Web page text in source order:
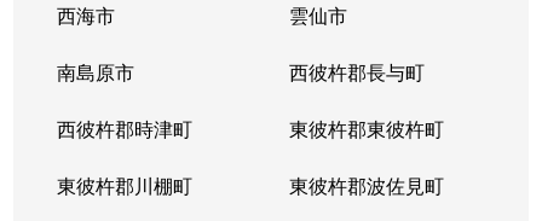
西海市 雲仙市
南島原市 西彼杵郡長与町
西彼杵郡時津町 東彼杵郡東彼杵町
東彼杵郡川棚町 東彼杵郡波佐見町